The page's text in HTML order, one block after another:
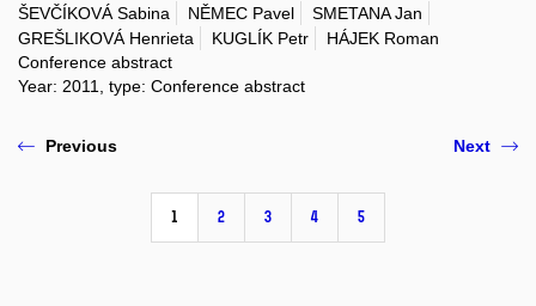
ŠEVČÍKOVÁ Sabina
NĚMEC Pavel
SMETANA Jan
GREŠLIKOVÁ Henrieta
KUGLÍK Petr
HÁJEK Roman
Conference abstract
Year: 2011, type: Conference abstract
Previous
1 2 3 4 5
Next